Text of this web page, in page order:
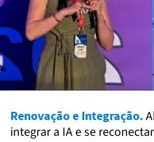
Renovação e Integração.
integrar a IA e se